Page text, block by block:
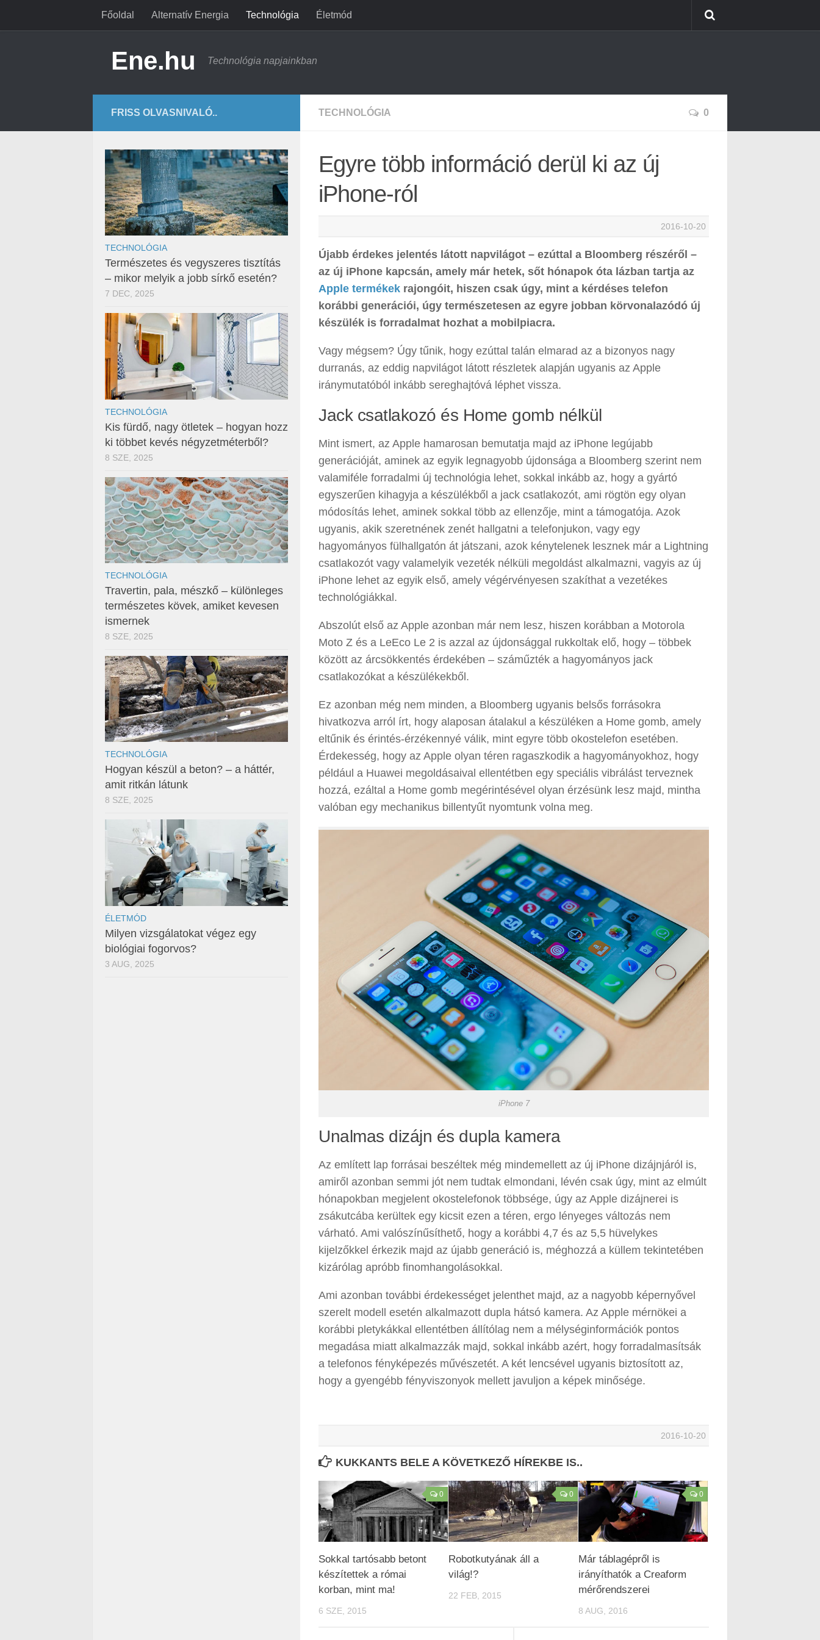
Főoldal Alternatív Energia Technológia Életmód
Ene.hu Technológia napjainkban
TECHNOLÓGIA 0
Egyre több információ derül ki az új
iPhone-ról
2016-10-20
Újabb érdekes jelentés látott napvilágot – ezúttal a Bloomberg részéről –
az új iPhone kapcsán, amely már hetek, sőt hónapok óta lázban tartja az
Apple termékek rajongóit, hiszen csak úgy, mint a kérdéses telefon
korábbi generációi, úgy természetesen az egyre jobban körvonalazódó új
készülék is forradalmat hozhat a mobilpiacra.
Vagy mégsem? Úgy tűnik, hogy ezúttal talán elmarad az a bizonyos nagy
durranás, az eddig napvilágot látott részletek alapján ugyanis az Apple
iránymutatóból inkább sereghajtóvá léphet vissza.
Jack csatlakozó és Home gomb nélkül
Mint ismert, az Apple hamarosan bemutatja majd az iPhone legújabb
generációját, aminek az egyik legnagyobb újdonsága a Bloomberg szerint nem
valamiféle forradalmi új technológia lehet, sokkal inkább az, hogy a gyártó
egyszerűen kihagyja a készülékből a jack csatlakozót, ami rögtön egy olyan
módosítás lehet, aminek sokkal több az ellenzője, mint a támogatója. Azok
ugyanis, akik szeretnének zenét hallgatni a telefonjukon, vagy egy
hagyományos fülhallgatón át játszani, azok kénytelenek lesznek már a Lightning
csatlakozót vagy valamelyik vezeték nélküli megoldást alkalmazni, vagyis az új
iPhone lehet az egyik első, amely végérvényesen szakíthat a vezetékes
technológiákkal.
Abszolút első az Apple azonban már nem lesz, hiszen korábban a Motorola
Moto Z és a LeEco Le 2 is azzal az újdonsággal rukkoltak elő, hogy – többek
között az árcsökkentés érdekében – száműzték a hagyományos jack
csatlakozókat a készülékekből.
Ez azonban még nem minden, a Bloomberg ugyanis belsős forrásokra
hivatkozva arról írt, hogy alaposan átalakul a készüléken a Home gomb, amely
eltűnik és érintés-érzékennyé válik, mint egyre több okostelefon esetében.
Érdekesség, hogy az Apple olyan téren ragaszkodik a hagyományokhoz, hogy
például a Huawei megoldásaival ellentétben egy speciális vibrálást terveznek
hozzá, ezáltal a Home gomb megérintésével olyan érzésünk lesz majd, mintha
valóban egy mechanikus billentyűt nyomtunk volna meg.
iPhone 7
Unalmas dizájn és dupla kamera
Az említett lap forrásai beszéltek még mindemellett az új iPhone dizájnjáról is,
amiről azonban semmi jót nem tudtak elmondani, lévén csak úgy, mint az elmúlt
hónapokban megjelent okostelefonok többsége, úgy az Apple dizájnerei is
zsákutcába kerültek egy kicsit ezen a téren, ergo lényeges változás nem
várható. Ami valószínűsíthető, hogy a korábbi 4,7 és az 5,5 hüvelykes
kijelzőkkel érkezik majd az újabb generáció is, méghozzá a küllem tekintetében
kizárólag apróbb finomhangolásokkal.
Ami azonban további érdekességet jelenthet majd, az a nagyobb képernyővel
szerelt modell esetén alkalmazott dupla hátsó kamera. Az Apple mérnökei a
korábbi pletykákkal ellentétben állítólag nem a mélységinformációk pontos
megadása miatt alkalmazzák majd, sokkal inkább azért, hogy forradalmasítsák
a telefonos fényképezés művészetét. A két lencsével ugyanis biztosított az,
hogy a gyengébb fényviszonyok mellett javuljon a képek minősége.
2016-10-20
KUKKANTS BELE A KÖVETKEZŐ HÍREKBE IS..
0
Sokkal tartósabb betont
készítettek a római
korban, mint ma!
6 SZE, 2015
0
Robotkutyának áll a
világ!?
22 FEB, 2015
0
Már táblagépről is
irányíthatók a Creaform
mérőrendszerei
8 AUG, 2016
FRISS OLVASNIVALÓ..
TECHNOLÓGIA
Természetes és vegyszeres tisztítás
– mikor melyik a jobb sírkő esetén?
7 DEC, 2025
TECHNOLÓGIA
Kis fürdő, nagy ötletek – hogyan hozz
ki többet kevés négyzetméterből?
8 SZE, 2025
TECHNOLÓGIA
Travertin, pala, mészkő – különleges
természetes kövek, amiket kevesen
ismernek
8 SZE, 2025
TECHNOLÓGIA
Hogyan készül a beton? – a háttér,
amit ritkán látunk
8 SZE, 2025
ÉLETMÓD
Milyen vizsgálatokat végez egy
biológiai fogorvos?
3 AUG, 2025